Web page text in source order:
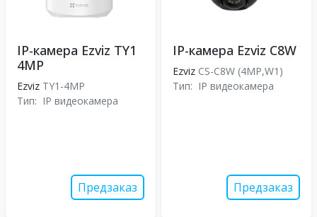
IP-камера Ezviz TY1
4MP
Ezviz TY1-4MP
Тип: IP видеокамера
Предзаказ
IP-камера Ezviz C8W
Ezviz CS-C8W (4MP,W1)
Тип: IP видеокамера
Предзаказ